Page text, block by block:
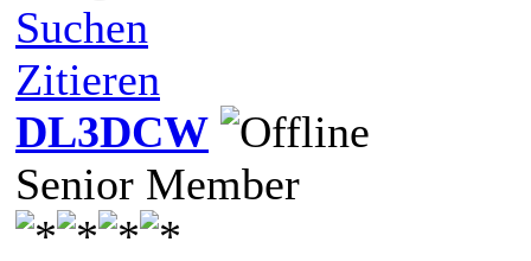
Suchen
Zitieren
DL3DCW
Senior Member